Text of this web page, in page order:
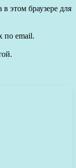
этом браузере для
по email.